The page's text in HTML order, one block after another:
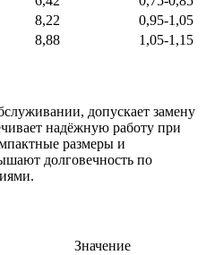
8,22
0,95‑1,05
8,88 1,05‑1,15
допускает замену
надёжную работу при
размеры и
долговечность по
Значение